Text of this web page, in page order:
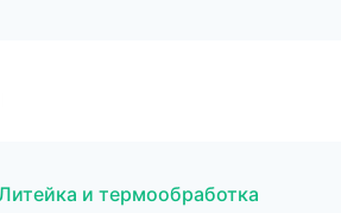
и термообработка